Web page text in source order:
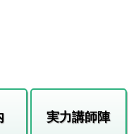
実力講師陣